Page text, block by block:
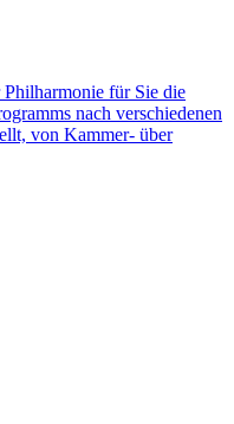
Philharmonie für Sie die
nach verschiedenen
von Kammer- über